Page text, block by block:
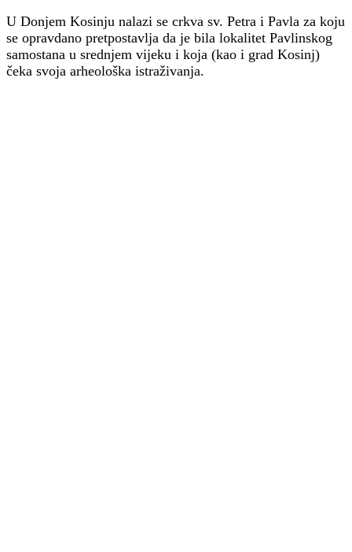
U Donjem Kosinju nalazi se crkva sv. Petra i Pavla za koju
se opravdano pretpostavlja da je bila lokalitet Pavlinskog
samostana u srednjem vijeku i koja (kao i grad Kosinj)
čeka svoja arheološka istraživanja.